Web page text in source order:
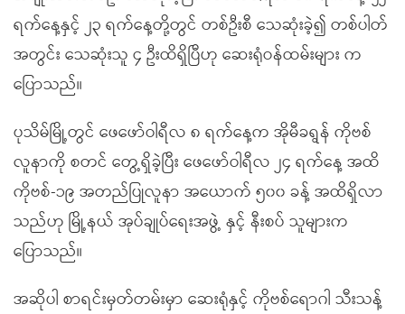
ရက်နေ့နှင့် ၂၃ ရက်နေ့တို့တွင် တစ်ဦးစီ သေဆုံးခဲ့၍ တစ်ပါတ်
အတွင်း သေဆုံးသူ ၄ ဦးထိရှိပြီဟု ဆေးရုံဝန်ထမ်းများ က
ပြောသည်။
ပုသိမ်မြို့တွင် ဖေဖော်ဝါရီလ ၈ ရက်နေ့က အိုမီခရွန် ကိုဗစ်
လူနာကို စတင် တွေ့ရှိခဲ့ပြီး ဖေဖော်ဝါရီလ ၂၄ ရက်နေ့ အထိ
ကိုဗစ်-၁၉ အတည်ပြုလူနာ အယောက် ၅၀၀ ခန့် အထိရှိလာ
သည်ဟု မြို့နယ် အုပ်ချုပ်ရေးအဖွဲ့ နှင့် နီးစပ် သူများက
ပြောသည်။
အဆိုပါ စာရင်းမှတ်တမ်းမှာ ဆေးရုံနှင့် ကိုဗစ်ရောဂါ သီးသန့်